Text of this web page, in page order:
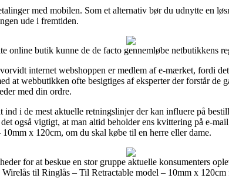
med mobilen. Som et alternativ bør du udnytte en
ude i fremtiden.
online butik kunne de de facto gennemløbe netbutikkens
internet webshoppen er medlem af e-mærket, fordi
at webbutikken ofte besigtiges af eksperter der forstår de
med din ordre.
ind i de mest aktuelle retningslinjer der kan influere på
også vigtigt, at man altid beholder ens kvittering på e-
x 120cm, om du skal købe til en herre eller dame.
for at beskue en stor gruppe aktuelle konsumenters
til Ringlås – Til Retractable model – 10mm x